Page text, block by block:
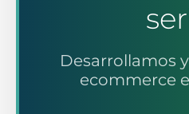
Desarrollamos
ecommerce